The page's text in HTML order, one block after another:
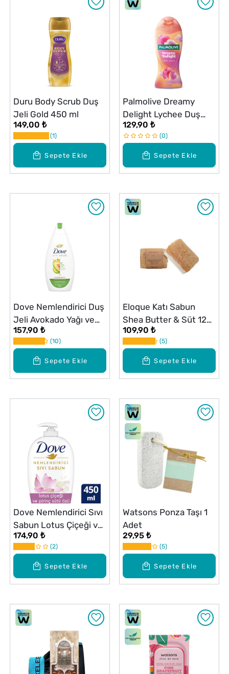
Sepete Ekle
Duru Body Scrub Duş
Jeli Gold 450 ml
149,00 ₺
1
Sepete Ekle
Palmolive Dreamy
Delight Lychee Duş
Jeli 500 ml
129,90 ₺
0
Sepete Ekle
Dove Nemlendirici Duş
Jeli Avokado Yağı ve
Kalendula Özü 450 ml
157,90 ₺
10
Sepete Ekle
Eloque Katı Sabun
Shea Butter & Süt 120
g
109,90 ₺
5
Sepete Ekle
Dove Nemlendirici Sıvı
Sabun Lotus Çiçeği ve
Pirinç Sütü Özü 450 ml
174,90 ₺
2
Sepete Ekle
Watsons Ponza Taşı 1
Adet
29,95 ₺
5